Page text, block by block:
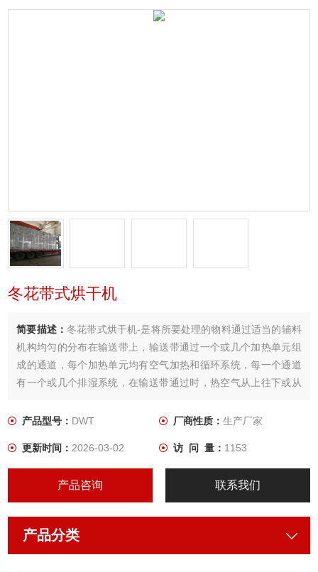
冬花带式烘干机
简要描述：冬花带式烘干机-是将所要处理的物料通过适当的辅料
机构均匀的分布在输送带上，输送带通过一个或几个加热单元组
成的通道，每个加热单元均有空气加热和循环系统，每一个通道
有一个或几个排湿系统，在输送带通过时，热空气从上往下或从
产品型号： DWT 厂商性质： 生产厂家
更新时间：2026-03-02 访 问 量： 1153
产品咨询 联系我们
产品分类